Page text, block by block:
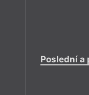
Poslední a